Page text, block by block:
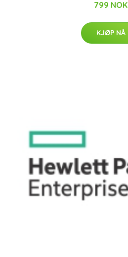
799 NOK
KJØP NÅ